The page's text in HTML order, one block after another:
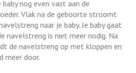
nog even vast aan de
Vlak na de geboorte stroomt
naar je baby. Je baby gaat
navelstreng is niet meer nodig. Na
de navelstreng op met kloppen en
meer door.